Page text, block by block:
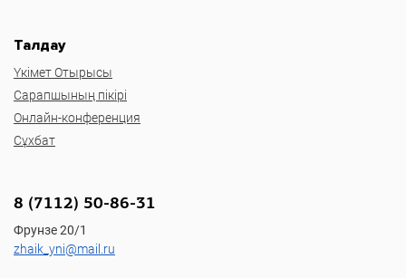
Талдау
Үкімет Отырысы
Сарапшының пікірі
Онлайн-конференция
Сұхбат
8 (7112) 50-86-31
Фрунзе 20/1
zhaik_yni@mail.ru